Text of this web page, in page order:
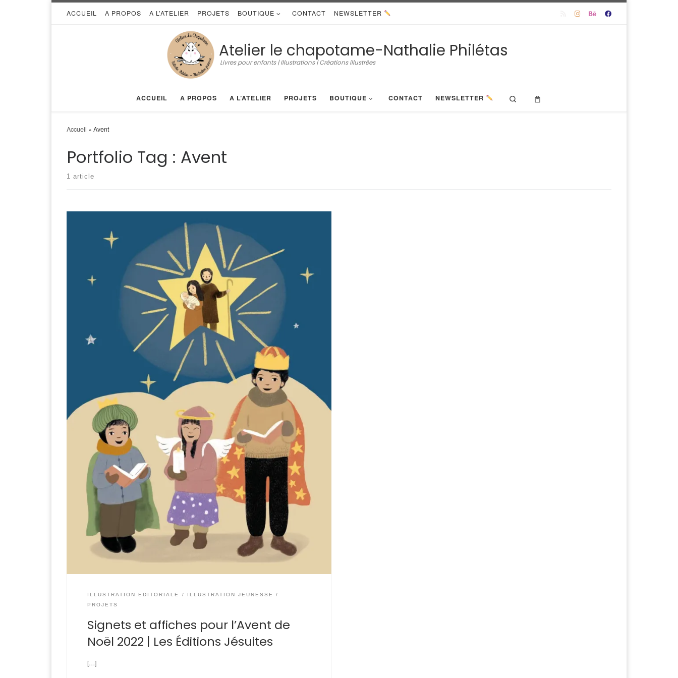
ACCUEIL A PROPOS A L’ATELIER PROJETS BOUTIQUE CONTACT NEWSLETTER
Atelier le chapotame-Nathalie Philétas
Livres pour enfants | Illustrations | Créations illustrées
ACCUEIL A PROPOS A L’ATELIER PROJETS BOUTIQUE CONTACT NEWSLETTER Search
Accueil » Avent
Portfolio Tag : Avent
1 article
ILLUSTRATION EDITORIALE
ILLUSTRATION JEUNESSE
PROJETS
Signets et affiches pour l’Avent de
Noël 2022 | Les Éditions Jésuites
[…]